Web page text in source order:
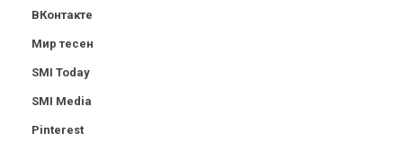
ВКонтакте
Мир тесен
SMI Today
SMI Media
Pinterest